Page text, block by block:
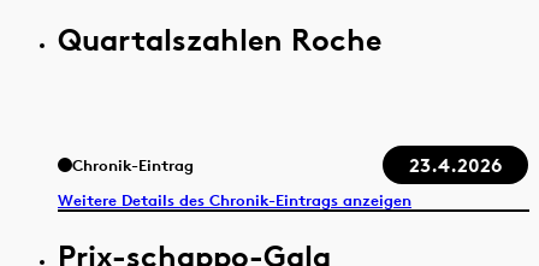
Quartalszahlen Roche
Chronik-Eintrag 23.4.2026
Weitere Details des Chronik-Eintrags anzeigen
Prix-schappo-Gala